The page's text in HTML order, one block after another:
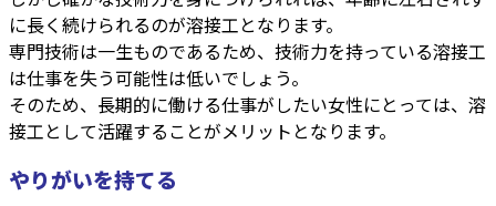
に長く続けられるのが溶接工となります。
専門技術は一生ものであるため、技術力を持っている溶接工
は仕事を失う可能性は低いでしょう。
そのため、長期的に働ける仕事がしたい女性にとっては、溶
接工として活躍することがメリットとなります。
やりがいを持てる